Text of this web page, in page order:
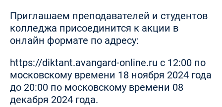
Приглашаем преподавателей и студентов
колледжа присоединится к акции в
онлайн формате по адресу:
https://diktant.avangard-online.ru с 12:00 по
московскому времени 18 ноября 2024 года
до 20:00 по московскому времени 08
декабря 2024 года.